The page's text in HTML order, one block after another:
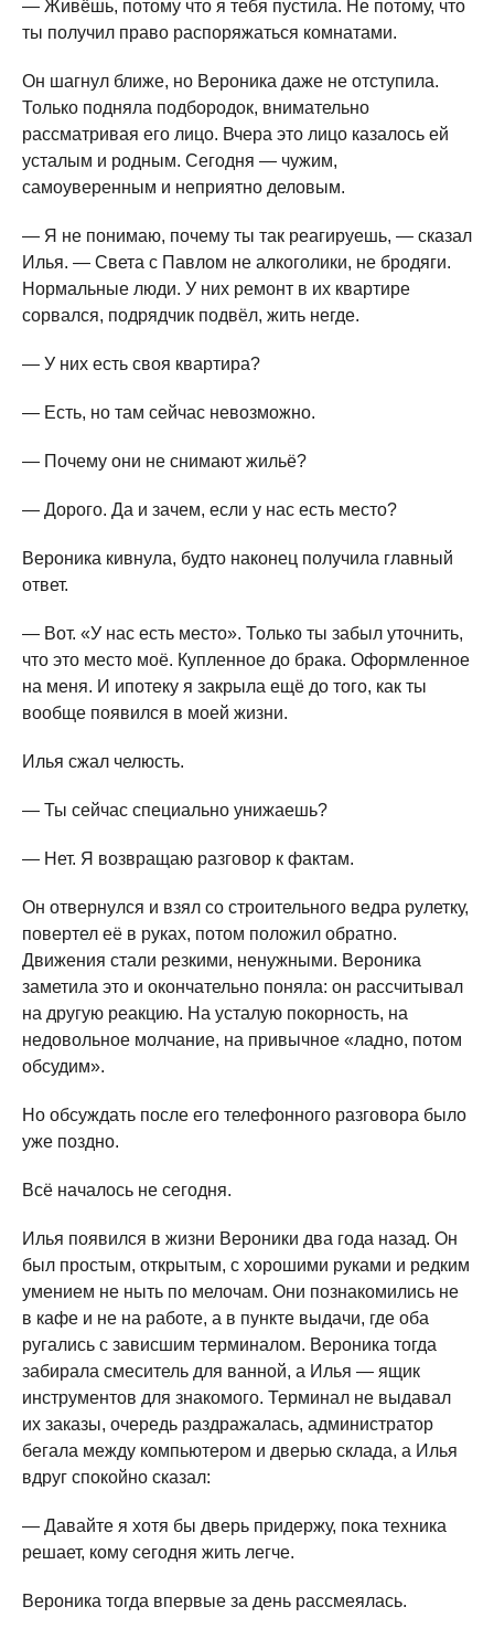
— Живёшь, потому что я тебя пустила. Не потому, что
ты получил право распоряжаться комнатами.
Он шагнул ближе, но Вероника даже не отступила.
Только подняла подбородок, внимательно
рассматривая его лицо. Вчера это лицо казалось ей
усталым и родным. Сегодня — чужим,
самоуверенным и неприятно деловым.
— Я не понимаю, почему ты так реагируешь, — сказал
Илья. — Света с Павлом не алкоголики, не бродяги.
Нормальные люди. У них ремонт в их квартире
сорвался, подрядчик подвёл, жить негде.
— У них есть своя квартира?
— Есть, но там сейчас невозможно.
— Почему они не снимают жильё?
— Дорого. Да и зачем, если у нас есть место?
Вероника кивнула, будто наконец получила главный
ответ.
— Вот. «У нас есть место». Только ты забыл уточнить,
что это место моё. Купленное до брака. Оформленное
на меня. И ипотеку я закрыла ещё до того, как ты
вообще появился в моей жизни.
Илья сжал челюсть.
— Ты сейчас специально унижаешь?
— Нет. Я возвращаю разговор к фактам.
Он отвернулся и взял со строительного ведра рулетку,
повертел её в руках, потом положил обратно.
Движения стали резкими, ненужными. Вероника
заметила это и окончательно поняла: он рассчитывал
на другую реакцию. На усталую покорность, на
недовольное молчание, на привычное «ладно, потом
обсудим».
Но обсуждать после его телефонного разговора было
уже поздно.
Всё началось не сегодня.
Илья появился в жизни Вероники два года назад. Он
был простым, открытым, с хорошими руками и редким
умением не ныть по мелочам. Они познакомились не
в кафе и не на работе, а в пункте выдачи, где оба
ругались с зависшим терминалом. Вероника тогда
забирала смеситель для ванной, а Илья — ящик
инструментов для знакомого. Терминал не выдавал
их заказы, очередь раздражалась, администратор
бегала между компьютером и дверью склада, а Илья
вдруг спокойно сказал:
— Давайте я хотя бы дверь придержу, пока техника
решает, кому сегодня жить легче.
Вероника тогда впервые за день рассмеялась.